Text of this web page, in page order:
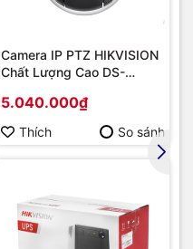
Camera IP PTZ HIKVISION
Chất Lượng Cao DS-
5.040.000₫
Thích So sánh